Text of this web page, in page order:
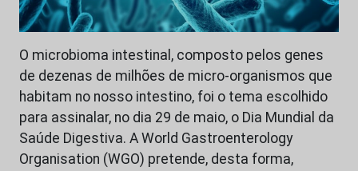
O microbioma intestinal, composto pelos genes
de dezenas de milhões de micro-organismos que
habitam no nosso intestino, foi o tema escolhido
para assinalar, no dia 29 de maio, o Dia Mundial da
Saúde Digestiva. A World Gastroenterology
Organisation (WGO) pretende, desta forma,